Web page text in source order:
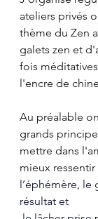
ateliers privés
thème du Zen
galets zen et
fois
l'encre de
Au préalable
grands
mettre dans
mieux ressentir
l’éphémère,
résultat et